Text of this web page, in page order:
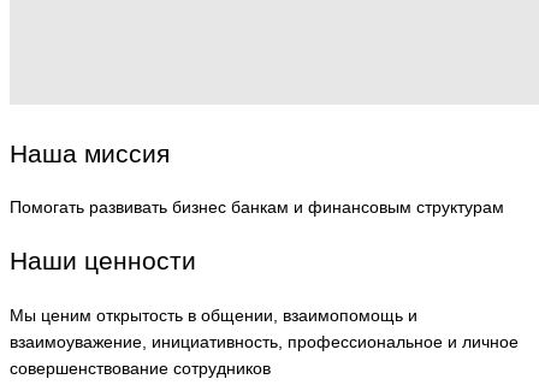
Наша миссия
Помогать развивать бизнес банкам и финансовым структурам
Наши ценности
Мы ценим открытость в общении, взаимопомощь и
взаимоуважение, инициативность, профессиональное и личное
совершенствование сотрудников